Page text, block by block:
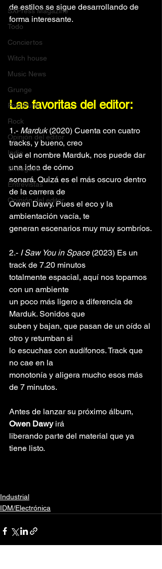
SXPress Magazine
Todo
Conciertos
Witch house
Music News
Grunge
Post Punk
Rock
Opinión del editor
Indie
Shoegaze
Entrevistas
Opinión del editor
de estilos se sigue desarrollando de
forma interesante.
Las favoritas del editor:
1.- Marduk (2020) Cuenta con cuatro
tracks, y bueno, creo
que el nombre Marduk, nos puede dar
una idea de cómo
sonará. Quizá es el más oscuro dentro
de la carrera de
Owen Dawy. Pues el eco y la
ambientación vacía, te
generan escenarios muy muy sombríos.
2.- I Saw You in Space (2023) Es un
track de 7.20 minutos
totalmente espacial, aquí nos topamos
con un ambiente
un poco más ligero a diferencia de
Marduk. Sonidos que
suben y bajan, que pasan de un oído al
otro y retumban si
lo escuchas con audífonos. Track que
no cae en la
monotonía y aligera mucho esos más
de 7 minutos.
Antes de lanzar su próximo álbum,
Owen Dawy irá
liberando parte del material que ya
tiene listo.
Industrial
IDM/Electrónica